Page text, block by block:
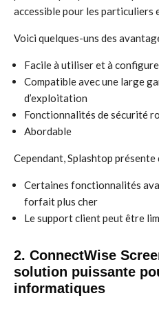
accessible pour les particuliers
Voici quelques-uns des
Facile à utiliser et à
Compatible avec une large
d’exploitation
Fonctionnalités de sécurité
Abordable
Cependant, Splashtop
Certaines fonctionnalités
forfait plus cher
Le support client peut être
2. ConnectWise
solution puissante
informatiques